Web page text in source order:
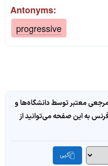
Antonyms:
progressive
معتبر توسط دانشگاه‌ها و
به این صفحه می‌توانید از
کپی